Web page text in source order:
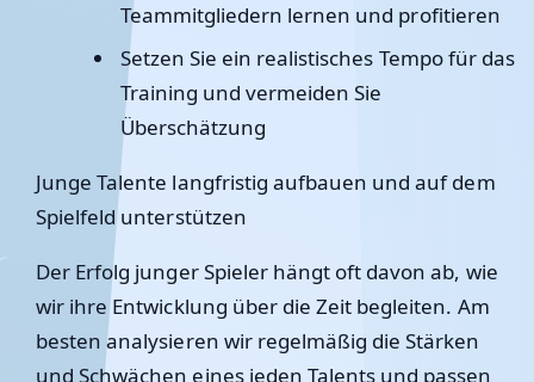
Teammitgliedern lernen und profitieren
Setzen Sie ein realistisches Tempo für das
Training und vermeiden Sie
Überschätzung
Junge Talente langfristig aufbauen und auf dem
Spielfeld unterstützen
Der Erfolg junger Spieler hängt oft davon ab, wie
wir ihre Entwicklung über die Zeit begleiten. Am
besten analysieren wir regelmäßig die Stärken
und Schwächen eines jeden Talents und passen